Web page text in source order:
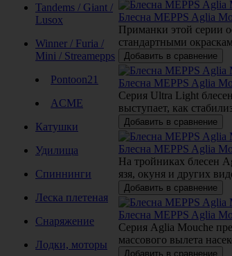
Tandems / Giant /
Lusox
Winner / Furia /
Mini / Streamepps
Pontoon21
ACME
Катушки
Удилища
Спиннинги
Леска плетеная
Снаряжение
Лодки, моторы
Блесна MEPPS Aglia
Приманки этой серии
стандартными
Блесна MEPPS Aglia
Серия Ultra Light
выступает, как
Блесна MEPPS Aglia
На тройниках блесен
язя, окуня и других
Блесна MEPPS Aglia
Серия Aglia Mouche
массового вылета